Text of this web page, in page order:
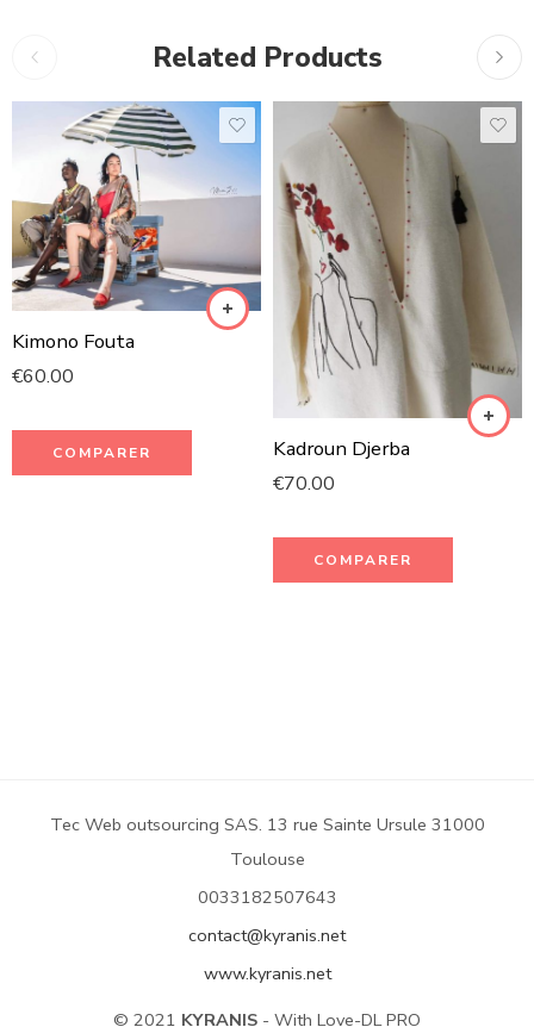
Related Products
Kimono Fouta
€60.00
COMPARER Kadroun Djerba
€70.00
COMPARER
Tec Web outsourcing SAS. 13 rue Sainte Ursule 31000
Toulouse
0033182507643
contact@kyranis.net
www.kyranis.net
© 2021 KYRANIS - With Love-DL PRO